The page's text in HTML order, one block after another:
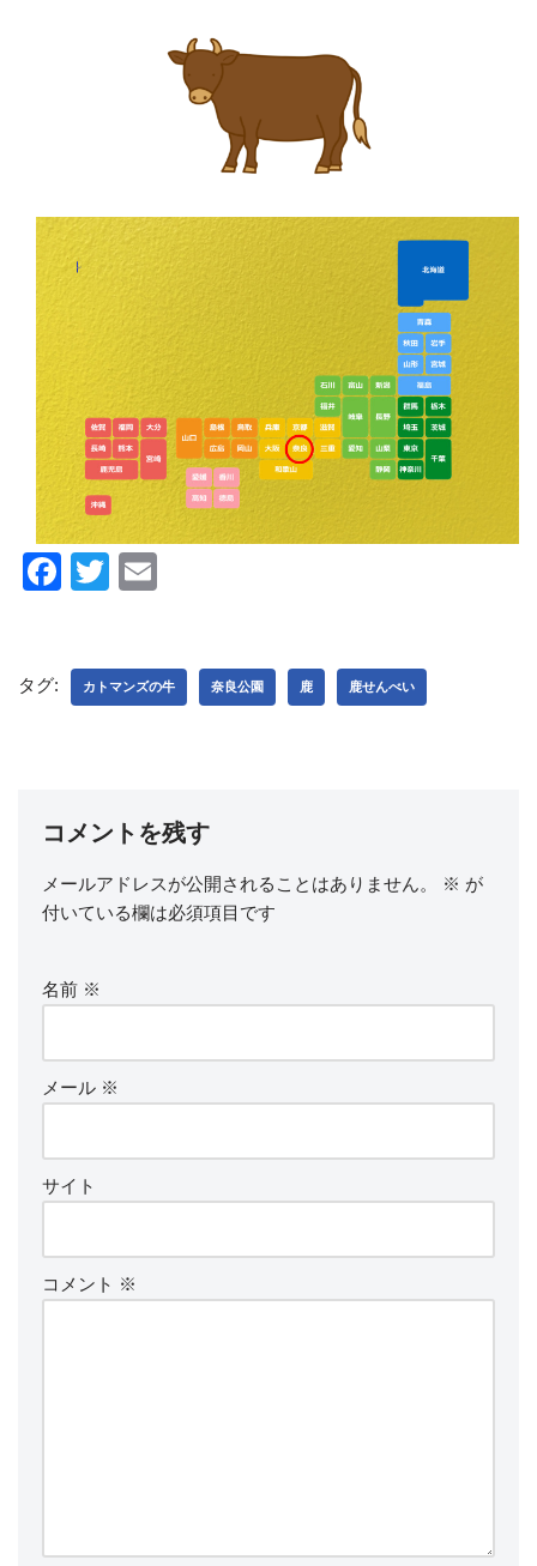
F
e
k
T
er
タグ: カトマンズの牛 奈良公園 鹿 鹿せんべい
コメントを残す
メールアドレスが公開されることはありません。 ※ が
付いている欄は必須項目です
名前 ※
メール ※
サイト
コメント ※